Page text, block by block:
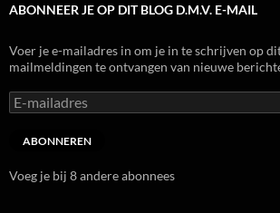
ABONNEER JE OP DIT BLOG D.M.V. E-MAIL
Voer je e-mailadres in om je in te schrijven op
mailmeldingen te ontvangen van nieuwe
E-
mailadres
ABONNEREN
Voeg je bij 8 andere abonnees